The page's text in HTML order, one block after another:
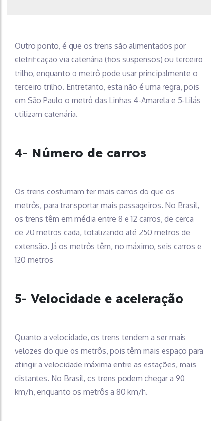
Outro ponto, é que os trens são alimentados por
eletrificação via catenária (fios suspensos) ou terceiro
trilho, enquanto o metrô pode usar principalmente o
terceiro trilho. Entretanto, esta não é uma regra, pois
em São Paulo o metrô das Linhas 4-Amarela e 5-Lilás
utilizam catenária.
4- Número de carros
Os trens costumam ter mais carros do que os
metrôs, para transportar mais passageiros. No Brasil,
os trens têm em média entre 8 e 12 carros, de cerca
de 20 metros cada, totalizando até 250 metros de
extensão. Já os metrôs têm, no máximo, seis carros e
120 metros.
5- Velocidade e aceleração
Quanto a velocidade, os trens tendem a ser mais
velozes do que os metrôs, pois têm mais espaço para
atingir a velocidade máxima entre as estações, mais
distantes. No Brasil, os trens podem chegar a 90
km/h, enquanto os metrôs a 80 km/h.